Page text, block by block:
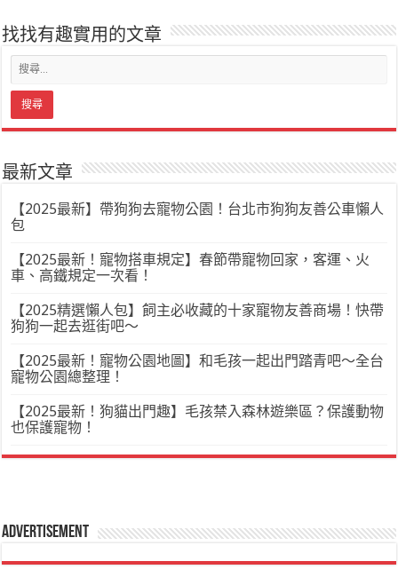
找找有趣實用的文章
最新文章
【2025最新】帶狗狗去寵物公園！台北市狗狗友善公車懶人
包
【2025最新！寵物搭車規定】春節帶寵物回家，客運、火
車、高鐵規定一次看！
【2025精選懶人包】飼主必收藏的十家寵物友善商場！快帶
狗狗一起去逛街吧～
【2025最新！寵物公園地圖】和毛孩一起出門踏青吧～全台
寵物公園總整理！
【2025最新！狗貓出門趣】毛孩禁入森林遊樂區？保護動物
也保護寵物！
Advertisement